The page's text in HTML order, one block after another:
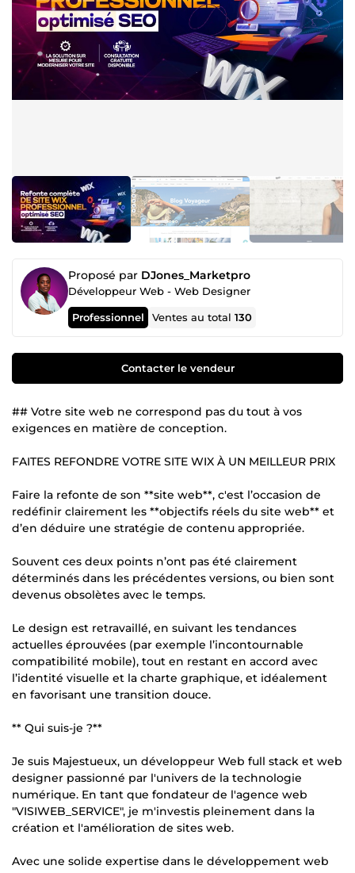
Proposé par DJones_Marketpro
Développeur Web - Web Designer
Professionnel Ventes au total130
Contacter le vendeur
## Votre site web ne correspond pas du tout à vos
exigences en matière de conception.
FAITES REFONDRE VOTRE SITE WIX À UN MEILLEUR PRIX
Faire la refonte de son **site web**, c'est l’occasion de
redéfinir clairement les **objectifs réels du site web** et
d’en déduire une stratégie de contenu appropriée.
Souvent ces deux points n’ont pas été clairement
déterminés dans les précédentes versions, ou bien sont
devenus obsolètes avec le temps.
Le design est retravaillé, en suivant les tendances
actuelles éprouvées (par exemple l’incontournable
compatibilité mobile), tout en restant en accord avec
l’identité visuelle et la charte graphique, et idéalement
en favorisant une transition douce.
** Qui suis-je ?**
Je suis Majestueux, un développeur Web full stack et web
designer passionné par l'univers de la technologie
numérique. En tant que fondateur de l'agence web
"VISIWEB_SERVICE", je m'investis pleinement dans la
création et l'amélioration de sites web.
Avec une solide expertise dans le développement web